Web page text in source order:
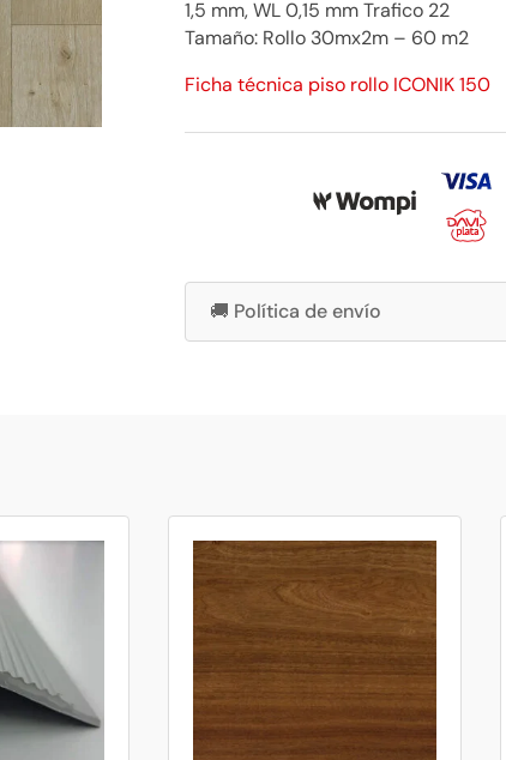
1,5 mm, WL 0,15 mm Trafico 22
Tamaño: Rollo 30mx2m – 60 m2
Ficha técnica piso rollo ICONIK 150
🚚 Política de envío